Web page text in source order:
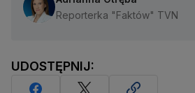
Reporterka "Faktów" TVN
UDOSTĘPNIJ: